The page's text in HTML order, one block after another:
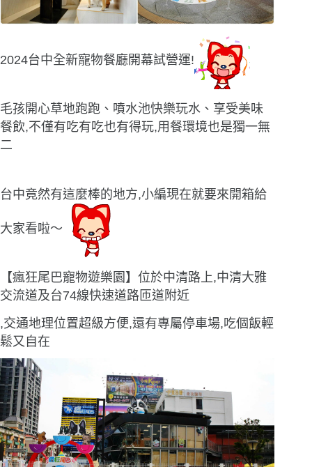
2024台中全新寵物餐廳開幕試營運!
毛孩開心草地跑跑、噴水池快樂玩水、享受美味
餐飲,不僅有吃有吃也有得玩,用餐環境也是獨一無
二
台中竟然有這麼棒的地方,小編現在就要來開箱給
大家看啦〜
【瘋狂尾巴寵物遊樂園】位於中清路上,中清大雅
交流道及台74線快速道路匝道附近
,交通地理位置超級方便,還有專屬停車場,吃個飯輕
鬆又自在